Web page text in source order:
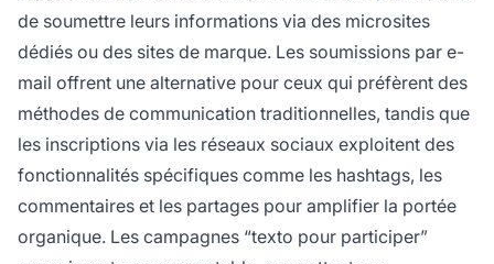
de soumettre leurs informations via des microsites
dédiés ou des sites de marque. Les soumissions par e-
mail offrent une alternative pour ceux qui préfèrent des
méthodes de communication traditionnelles, tandis que
les inscriptions via les réseaux sociaux exploitent des
fonctionnalités spécifiques comme les hashtags, les
commentaires et les partages pour amplifier la portée
organique. Les campagnes “texto pour participer”